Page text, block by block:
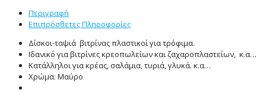
Περιγραφή
Επιπρόσθετες Πληροφορίες
Δίσκοι-ταψιά βιτρίνας πλαστικοί για τρόφιμα.
Ιδανικό για βιτρίνες κρεοπωλείων και ζαχαροπλαστείων, κ.α…
Κατάλληλοι για κρέας, σαλάμια, τυριά, γλυκά. κ.α…
Χρώμα: Μαύρο